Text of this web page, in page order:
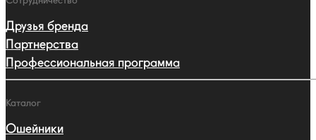
Друзья бренда
Партнерства
Профессиональная программа
Каталог
Ошейники